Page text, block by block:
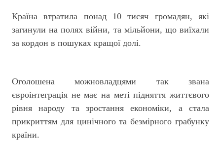
Країна втратила понад 10 тисяч громадян, які
загинули на полях війни, та мільйони, що виїхали
за кордон в пошуках кращої долі.
Оголошена можновладцями так звана
євроінтеграція не має на меті підняття життєвого
рівня народу та зростання економіки, а стала
прикриттям для цинічного та безмірного грабунку
країни.